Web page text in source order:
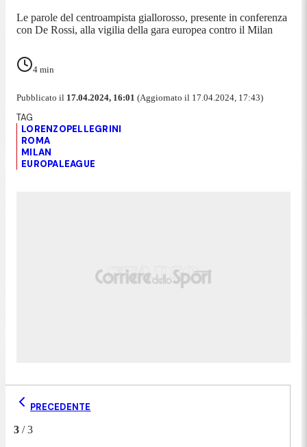
Le parole del centroampista giallorosso, presente in conferenza
con De Rossi, alla vigilia della gara europea contro il Milan
4 min
Pubblicato il 17.04.2024, 16:01 (Aggiornato il 17.04.2024, 17:43)
LORENZOPELLEGRINI
ROMA
MILAN
EUROPALEAGUE
PRECEDENTE
3 /3